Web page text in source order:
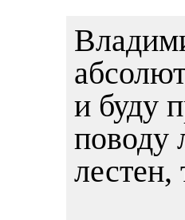
и буду
поводу